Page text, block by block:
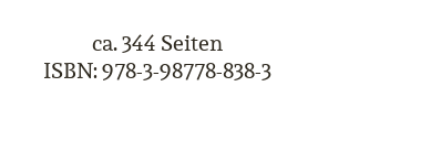
ca. 344 Seiten
ISBN: 978-3-98778-838-3